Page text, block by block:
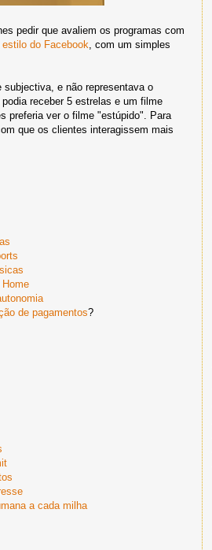
pedir que avaliem os programas com
do Facebook , com um simples
e não representava o
receber 5 estrelas e um filme
preferia ver o filme "estúpido". Para
que os clientes interagissem mais
de pagamentos?
a cada milha